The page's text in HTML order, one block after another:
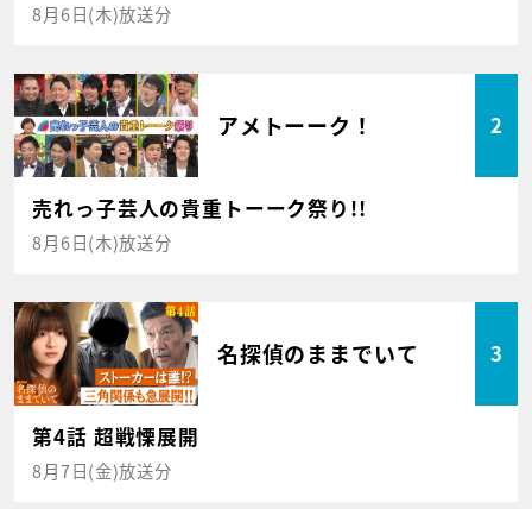
8月6日(木)放送分
アメトーーク！ 2
売れっ子芸人の貴重トーーク祭り!!
8月6日(木)放送分
名探偵のままでいて 3
第4話 超戦慄展開
8月7日(金)放送分